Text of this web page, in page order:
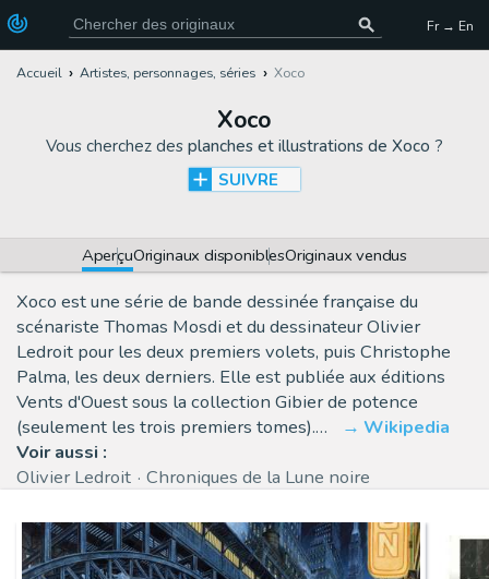
Fr → En
Accueil Artistes, personnages, séries Xoco
Xoco
Vous cherchez des planches et illustrations de Xoco ?
SUIVRE
AperçuOriginaux disponiblesOriginaux vendus
Xoco est une série de bande dessinée française du
scénariste Thomas Mosdi et du dessinateur Olivier
Ledroit pour les deux premiers volets, puis Christophe
Palma, les deux derniers. Elle est publiée aux éditions
Vents d'Ouest sous la collection Gibier de potence
(seulement les trois premiers tomes).…
Wikipedia
Voir aussi :
Olivier Ledroit
Chroniques de la Lune noire